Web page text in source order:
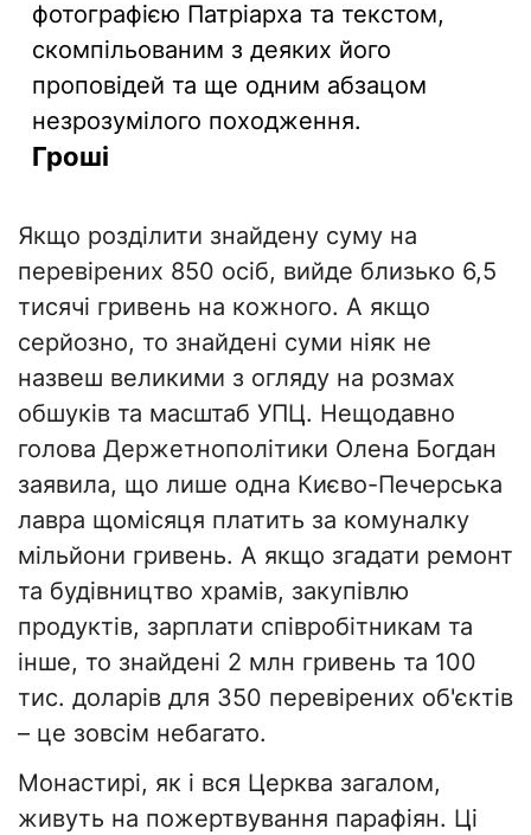
фотографією Патріарха та текстом,
скомпільованим з деяких його
проповідей та ще одним абзацом
незрозумілого походження.
Гроші
Якщо розділити знайдену суму на
перевірених 850 осіб, вийде близько 6,5
тисячі гривень на кожного. А якщо
серйозно, то знайдені суми ніяк не
назвеш великими з огляду на розмах
обшуків та масштаб УПЦ. Нещодавно
голова Держетнополітики Олена Богдан
заявила, що лише одна Києво-Печерська
лавра щомісяця платить за комуналку
мільйони гривень. А якщо згадати ремонт
та будівництво храмів, закупівлю
продуктів, зарплати співробітникам та
інше, то знайдені 2 млн гривень та 100
тис. доларів для 350 перевірених об'єктів
– це зовсім небагато.
Монастирі, як і вся Церква загалом,
живуть на пожертвування парафіян. Ці